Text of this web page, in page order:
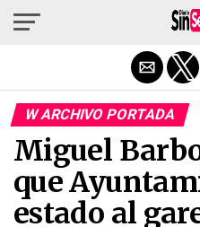
W ARCHIVO PORTADA
Miguel
que
estado al
Salir de la